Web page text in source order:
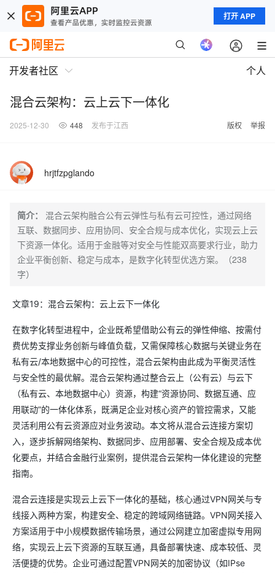
打开 APP
开发者社区 个人
混合云架构：云上云下一体化
2025-12-30 448 发布于江西 版权 举报
hrjtfzpglando
简介：
混合云架构融合公有云弹性与私有云可控性，通过网络
互联、数据同步、应用协同、安全合规与成本优化，实现云上云
下资源一体化。适用于金融等对安全与性能双高要求行业，助力
企业平衡创新、稳定与成本，是数字化转型优选方案。（238
字）
文章19：混合云架构：云上云下一体化
在数字化转型进程中，企业既希望借助公有云的弹性伸缩、按需付
费优势支撑业务创新与峰值负载，又需保障核心数据与关键业务在
私有云/本地数据中心的可控性，混合云架构由此成为平衡灵活性
与安全性的最优解。混合云架构通过整合云上（公有云）与云下
（私有云、本地数据中心）资源，构建“资源协同、数据互通、应
用联动”的一体化体系，既满足企业对核心资产的管控需求，又能
灵活利用公有云资源应对业务波动。本文将从混合云连接方案切
入，逐步拆解网络架构、数据同步、应用部署、安全合规及成本优
化要点，并结合金融行业案例，提供混合云架构一体化建设的完整
指南。
混合云连接是实现云上云下一体化的基础，核心通过VPN网关与专
线接入两种方案，构建安全、稳定的跨域网络链路。VPN网关接入
方案适用于中小规模数据传输场景，通过公网建立加密虚拟专用网
络，实现云上云下资源的互联互通，具备部署快速、成本较低、灵
活便捷的优势。企业可通过配置VPN网关的加密协议（如IPse